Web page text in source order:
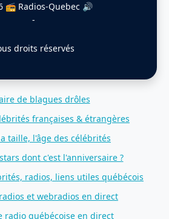
📻 Radios-Quebec 🔊
-
droits réservés
de blagues drôles
françaises & étrangères
taille, l'âge des célébrités
dont c'est l'anniversaire ?
radios, liens utiles québécois
et webradios en direct
radio québécoise en direct